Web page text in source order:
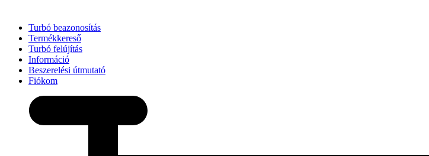
Turbó beazonosítás
Termékkereső
Turbó felújítás
Információ
Beszerelési útmutató
Fiókom